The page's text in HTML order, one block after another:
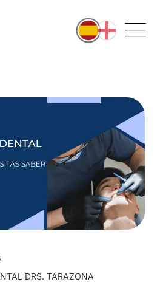
DRS. TARAZONA